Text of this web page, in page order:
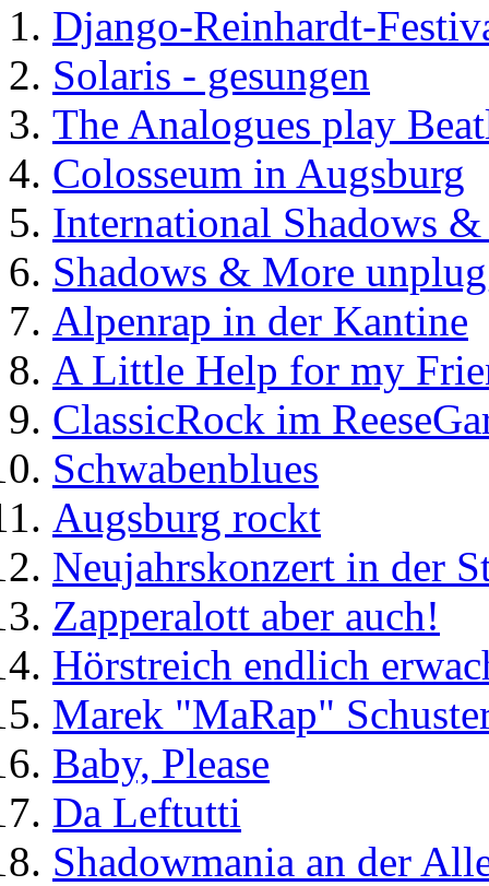
Django-Reinhardt-
Solaris - gesungen
The Analogues play
Colosseum in Augsburg
International Shadows
Shadows & More
Alpenrap in der Kantine
A Little Help for my
ClassicRock im
Schwabenblues
Augsburg rockt
Neujahrskonzert in der
Zapperalott aber auch!
Hörstreich endlich
Marek "MaRap"
Baby, Please
Da Leftutti
Shadowmania an der